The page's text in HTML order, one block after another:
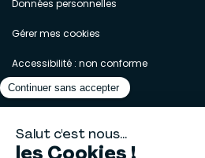
Données personnelles
Gérer mes cookies
Accessibilité : non conforme